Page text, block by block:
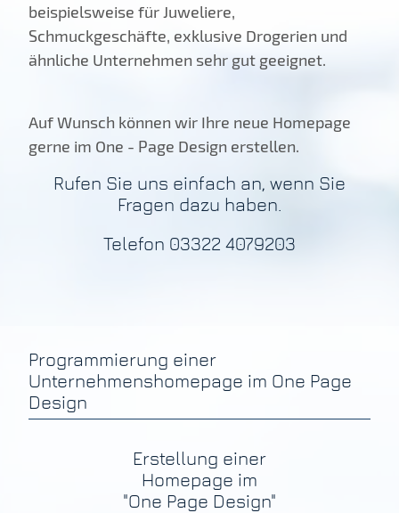
beispielsweise für Juweliere,
Schmuckgeschäfte, exklusive Drogerien und
ähnliche Unternehmen sehr gut geeignet.
Auf Wunsch können wir Ihre neue Homepage
gerne im One - Page Design erstellen.
Rufen Sie uns einfach an, wenn Sie
Fragen dazu haben.
Telefon 03322 4079203
Programmierung einer
Unternehmenshomepage im One Page
Design
Erstellung einer
Homepage im
"One Page Design"